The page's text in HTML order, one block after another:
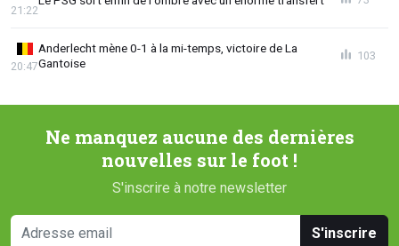
21:22
Anderlecht mène 0-1 à la mi-temps, victoire de La
Gantoise
20:47
103
Ne manquez aucune des dernières
nouvelles sur le foot !
S'inscrire à notre newsletter
S'inscrire